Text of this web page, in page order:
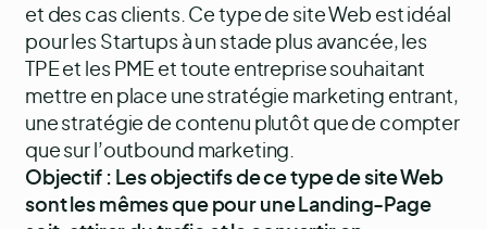
et des cas clients. Ce type de site Web est idéal
pour les Startups à un stade plus avancée, les
TPE et les PME et toute entreprise souhaitant
mettre en place une stratégie marketing entrant,
une stratégie de contenu plutôt que de compter
que sur l’outbound marketing.
Objectif : Les objectifs de ce type de site Web
sont les mêmes que pour une Landing-Page